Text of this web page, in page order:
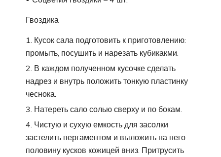
Гвоздика
Кусок сала подготовить к приготовлению:
промыть, посушить и нарезать кубикакми.
В каждом полученном кусочке сделать
надрез и внутрь положить тонкую пластинку
чеснока.
Натереть сало солью сверху и по бокам.
Чистую и сухую емкость для засолки
застелить пергаментом и выложить на него
половину кусков кожицей вниз. Притрусить